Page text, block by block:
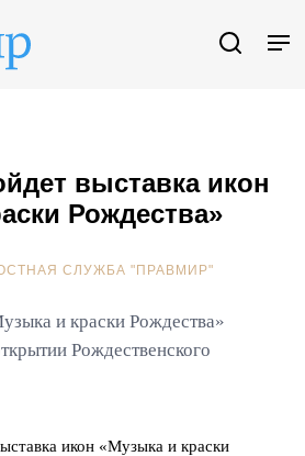
выставка икон
Рождества»
СЛУЖБА "ПРАВМИР"
и краски Рождества»
Рождественского
икон «Музыка и краски